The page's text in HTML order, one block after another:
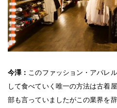
今澤： このファッション・アパレ
して食べていく唯一の方法は古着
部も言っていましたがこの業界を